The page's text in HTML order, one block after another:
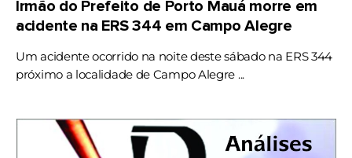
Irmão do Prefeito de Porto Mauá morre em
acidente na ERS 344 em Campo Alegre
Um acidente ocorrido na noite deste sábado na ERS 344
próximo a localidade de Campo Alegre ...